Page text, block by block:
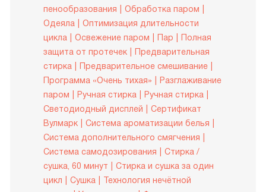
пенообразования
Обработка паром
Одеяла
Оптимизация длительности
цикла
Освежение паром Пар
Полная
защита от протечек
Предварительная
стирка
Предварительное смешивание
Программа «Очень тихая»
Разглаживание
паром
Ручная стирка
Ручная стирка
Светодиодный дисплей
Сертификат
Вулмарк
Система ароматизации белья
Система дополнительного смягчения
Система самодозирования
Стирка /
сушка, 60 минут
Стирка и сушка за один
цикл
Сушка
Технология нечётной